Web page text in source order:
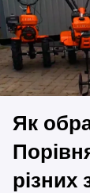
Як
різних